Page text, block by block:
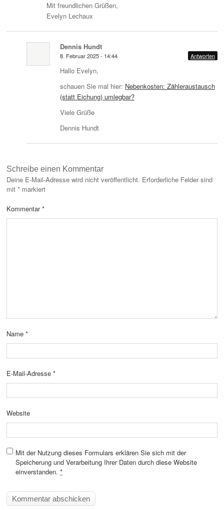
Mit freundlichen Grüßen,
Evelyn Lechaux
Dennis Hundt
8. Februar 2025 - 14:44 Antworten
Hallo Evelyn,
schauen Sie mal hier: Nebenkosten: Zähleraustausch
(statt Eichung) umlegbar?
Viele Grüße
Dennis Hundt
Schreibe einen Kommentar
Deine E-Mail-Adresse wird nicht veröffentlicht. Erforderliche Felder sind
mit * markiert
Kommentar*
Name *
E-Mail-Adresse *
Website
Mit der Nutzung dieses Formulars erklären Sie sich mit der
Speicherung und Verarbeitung Ihrer Daten durch diese Website
einverstanden. *